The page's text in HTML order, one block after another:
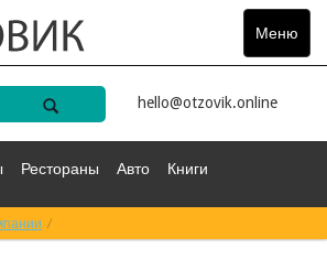
Меню
Toggle
hello@otzovik.online
Рестораны Авто Книги